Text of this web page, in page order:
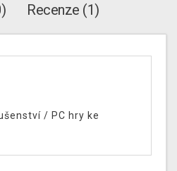
Recenze (1)
/ PC hry ke